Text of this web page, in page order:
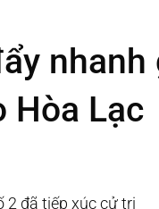
nhanh
Hòa Lạc
2 đã tiếp xúc cử tri